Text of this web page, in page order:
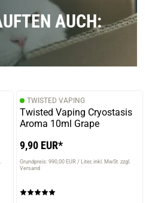
AUCH:
TWISTED VAPING
Twisted Vaping Cryostasis
Aroma 10ml Grape
9,90 EUR*
Grundpreis: 990,00 EUR / Liter inkl. MwSt. zzgl.
Versand